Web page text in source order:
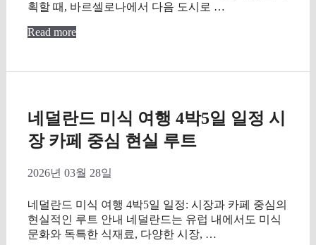
획할 때, 바르셀로나에서 다음 도시로 …
Read more
네덜란드 미식 여행 4박5일 일정 시
장 카페 중심 현실 루트
2026년 03월 28일
네덜란드 미식 여행 4박5일 일정: 시장과 카페 중심의
현실적인 루트 안내 네덜란드는 유럽 내에서도 미식
문화와 독특한 식재료, 다양한 시장, …